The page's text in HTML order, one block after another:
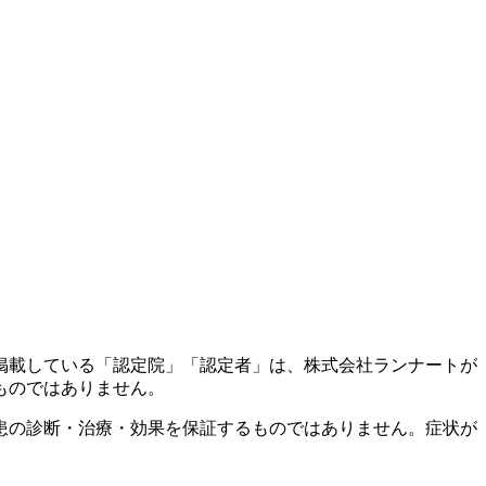
している「認定院」「認定者」は、株式会社ランナートが
ではありません。
診断・治療・効果を保証するものではありません。症状が